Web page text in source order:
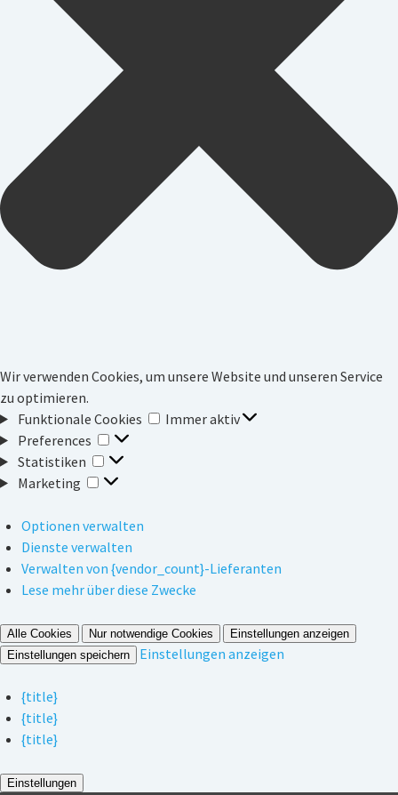
Wir verwenden Cookies, um unsere Website und unseren Service
zu optimieren.
Funktionale Cookies
Funktionale
Immer aktiv
Preferences
Preferences
Statistiken
Statistiken
Marketing
Marketing
Optionen verwalten
Dienste verwalten
Verwalten von {vendor_count}-Lieferanten
Lese mehr über diese Zwecke
Alle Cookies Nur notwendige Cookies
Einstellungen anzeigen
Einstellungen speichern
Einstellungen anzeigen
{title}
{title}
{title}
Einstellungen